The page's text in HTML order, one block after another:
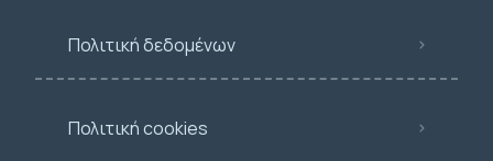
Πολιτική δεδομένων
Πολιτική cookies